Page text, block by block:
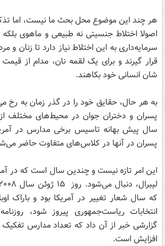
هر چند این موضوع محل بحث ما نیست، اما
اصولا اختلاط جنسیتی نه طبیعی و ماهوی
سرمایه‌داری به این اختلاط نیاز دارد تا زنان و
قرار گیرند و برای یک لقمه نان، مدام از
شان انسانی خود بکاهند.
به هر حال، حقایق خود را در گذر زمان به
پسران و دختران جوان در محیط‌های مختلف
سال پیش بهانه تاسیس برخی مدارس در
پسران در آنها در کلاس‌های متفاوت حاضر
این امر تازه نیست و چندین سال است که در
که سال شعار تغییر در آمریکا بود و باراک
انتخابات ریاست‌جمهوری پیروز شود،
گزارشی خبر از آن داد که تعداد مدارس
افزایش است.